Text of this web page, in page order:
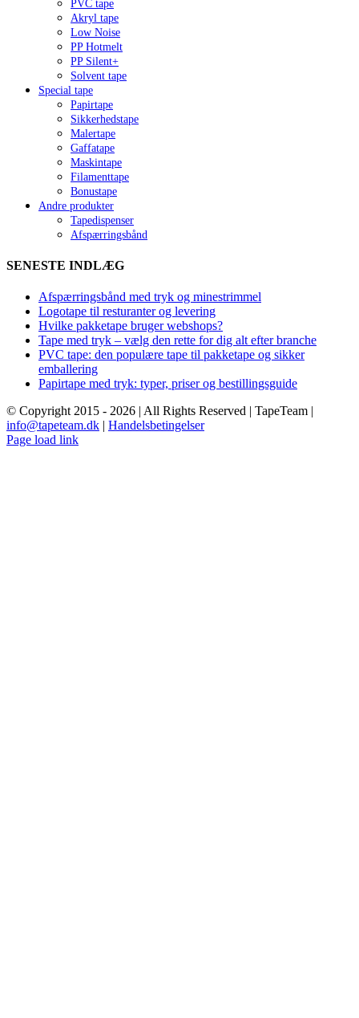
PVC tape
Akryl tape
Low Noise
PP Hotmelt
PP Silent+
Solvent tape
Special tape
Papirtape
Sikkerhedstape
Malertape
Gaffatape
Maskintape
Filamenttape
Bonustape
Andre produkter
Tapedispenser
Afspærringsbånd
SENESTE INDLÆG
Afspærringsbånd med tryk og minestrimmel
Logotape til resturanter og levering
Hvilke pakketape bruger webshops?
Tape med tryk – vælg den rette for dig alt efter branche
PVC tape: den populære tape til pakketape og sikker
emballering
Papirtape med tryk: typer, priser og bestillingsguide
© Copyright 2015 - 2026 | All Rights Reserved | TapeTeam |
info@tapeteam.dk | Handelsbetingelser
Page load link